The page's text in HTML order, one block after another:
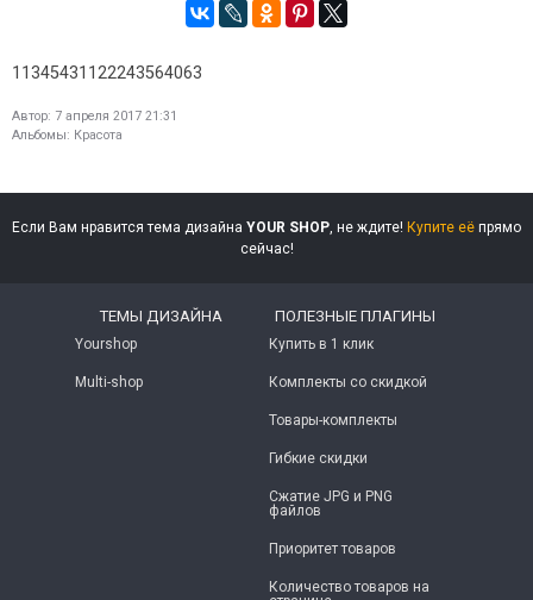
11345431122243564063
Автор: 7 апреля 2017 21:31
Альбомы: Красота
Если Вам нравится тема дизайна YOUR SHOP , не ждите! Купите её прямо
сейчас!
ТЕМЫ ДИЗАЙНА
Yourshop
Multi-shop
ПОЛЕЗНЫЕ ПЛАГИНЫ
Купить в 1 клик
Комплекты со скидкой
Товары-комплекты
Гибкие скидки
Сжатие JPG и PNG
файлов
Приоритет товаров
Количество товаров на